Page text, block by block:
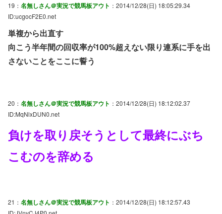
19： 名無しさん＠実況で競馬板アウト ：2014/12/28(日) 18:05:29.34
ID:ucgocF2E0.net
単複から出直す
向こう半年間の回収率が100%超えない限り連系に手を出
さないことをここに誓う
20： 名無しさん＠実況で競馬板アウト ：2014/12/28(日) 18:12:02.37
ID:MqNlxDUN0.net
負けを取り戻そうとして最終にぶち
こむのを辞める
21： 名無しさん＠実況で競馬板アウト ：2014/12/28(日) 18:12:57.43